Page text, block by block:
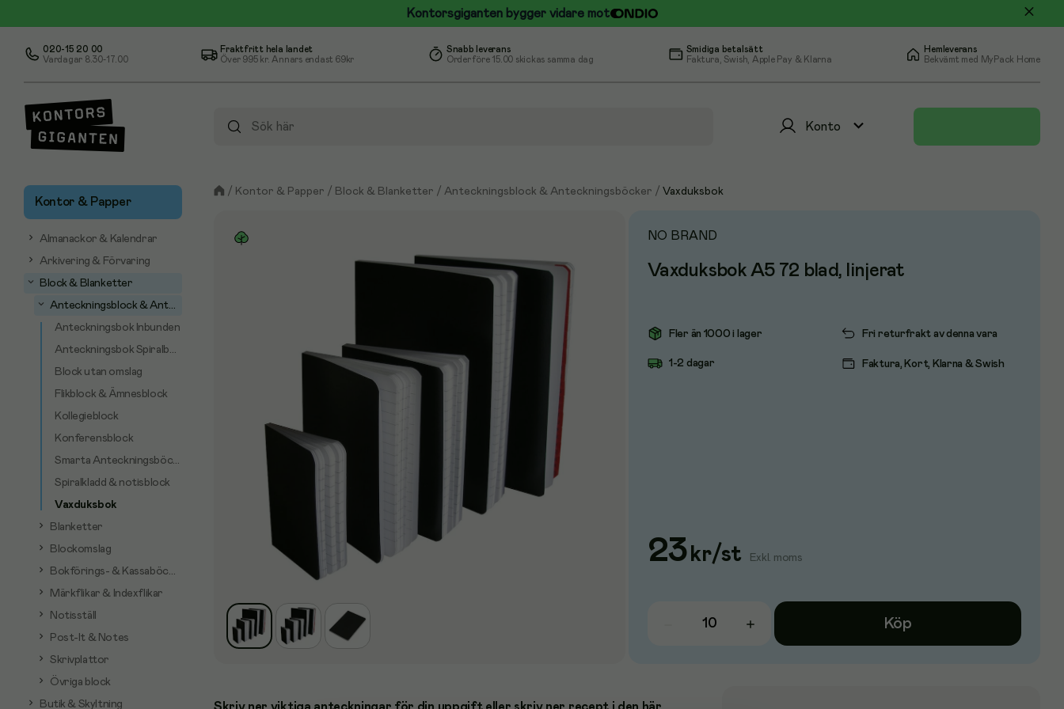
Kontorsgiganten bygger vidare mot
020-15 20 00
Vardagar 8.30-17.00
Fraktfritt hela landet
Över 995 kr. Annars endast 69kr
Snabb leverans
Order före 15.00 skickas samma dag
Smidiga betalsätt
Faktura, Swish, Apple Pay & Klarna
Hemleverans
Bekvämt med MyPack Home
Konto
Kontor & Papper
Almanackor & Kalendrar
Arkivering & Förvaring
Block & Blanketter
Anteckningsblock & Anteckningsböcker
Anteckningsbok Inbunden
Anteckningsbok Spiralbunden
Block utan omslag
Flikblock & Ämnesblock
Kollegieblock
Konferensblock
Smarta Anteckningsböcker
Spiralkladd & notisblock
Vaxduksbok
Blanketter
Blockomslag
Bokförings- & Kassaböcker
Märkflikar & Indexflikar
Notisställ
Post-It & Notes
Skrivplattor
Övriga block
Butik & Skyltning
/ Kontor & Papper / Block & Blanketter / Anteckningsblock & Anteckningsböcker / Vaxduksbok
NO BRAND
Vaxduksbok A5 72 blad, linjerat
Fler än 1000 i lager Fri returfrakt av denna vara
1-2 dagar Faktura, Kort, Klarna & Swish
23 kr/st Exkl. moms
Köp